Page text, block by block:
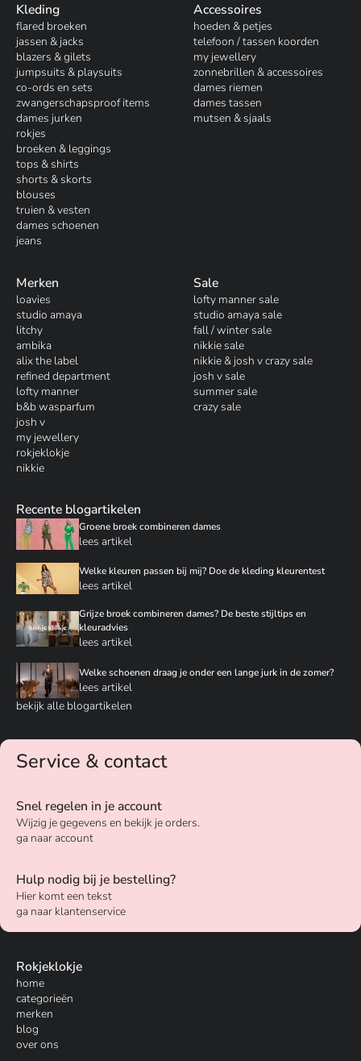
Kleding
flared broeken
jassen & jacks
blazers & gilets
jumpsuits & playsuits
co-ords en sets
zwangerschapsproof items
dames jurken
rokjes
broeken & leggings
tops & shirts
shorts & skorts
blouses
truien & vesten
dames schoenen
jeans
Accessoires
hoeden & petjes
telefoon / tassen koorden
my jewellery
zonnebrillen & accessoires
dames riemen
dames tassen
mutsen & sjaals
Merken
loavies
studio amaya
litchy
ambika
alix the label
refined department
lofty manner
b&b wasparfum
josh v
my jewellery
rokjeklokje
nikkie
Sale
lofty manner sale
studio amaya sale
fall / winter sale
nikkie sale
nikkie & josh v crazy sale
josh v sale
summer sale
crazy sale
Recente blogartikelen
Groene broek combineren dames
lees artikel
Welke kleuren passen bij mij? Doe de kleding kleurentest
lees artikel
Grijze broek combineren dames? De beste stijltips en
kleuradvies
lees artikel
Welke schoenen draag je onder een lange jurk in de zomer?
lees artikel
bekijk alle blogartikelen
Service & contact
Snel regelen in je account
Wijzig je gegevens en bekijk je orders.
ga naar account
Hulp nodig bij je bestelling?
Hier komt een tekst
ga naar klantenservice
Rokjeklokje
home
categorieën
merken
blog
over ons